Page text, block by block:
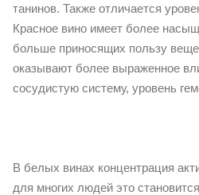
танинов. Также отличается
Красное вино имеет более
больше приносящих пользу
оказывают более выраженное
сосудистую систему, уровень
В белых винах концентрация
для многих людей это